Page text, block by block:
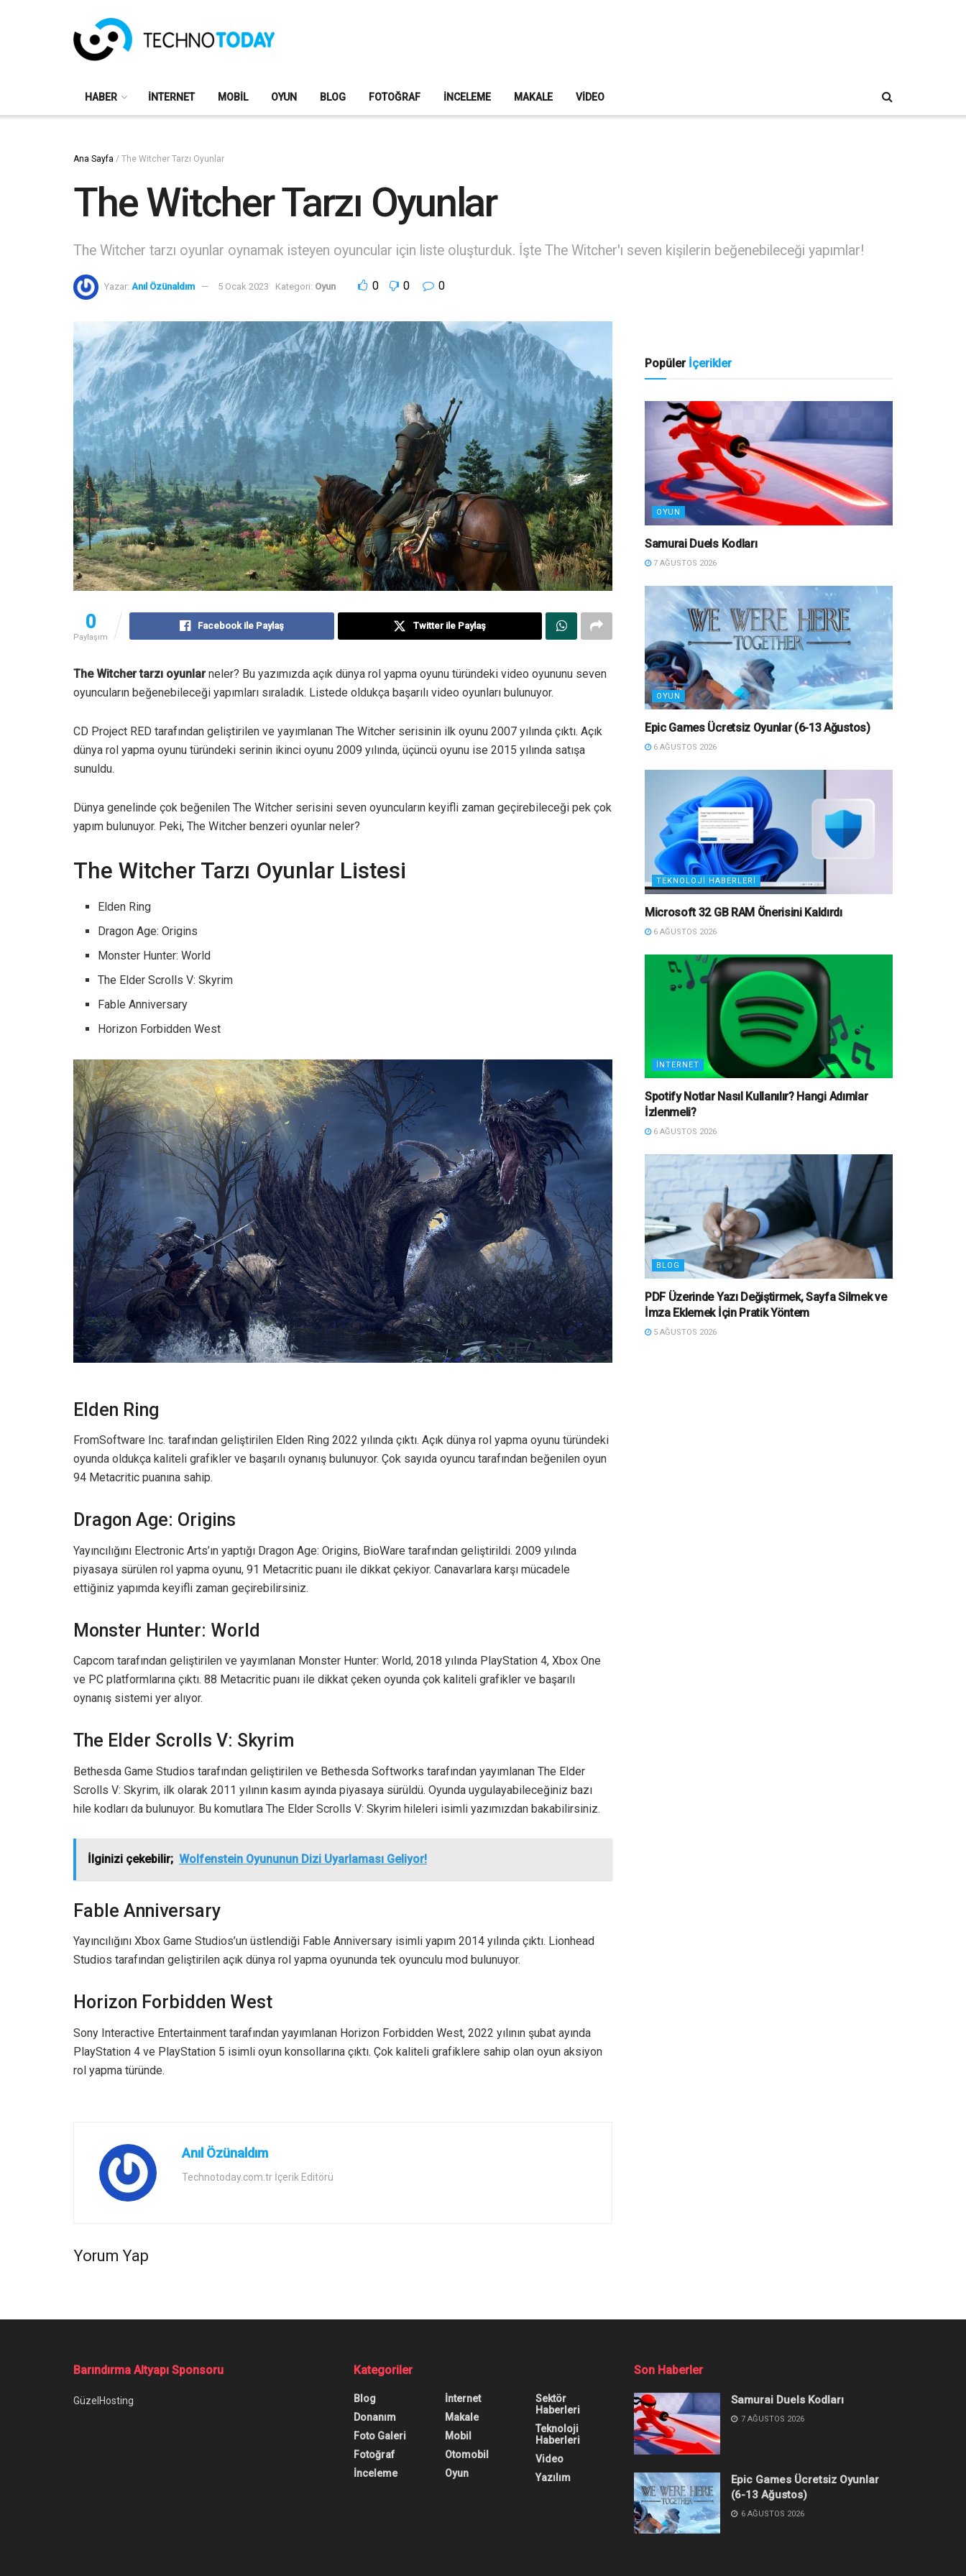
HABER İNTERNET MOBIL OYUN BLOG FOTOĞRAF İNCELEME MAKALE VIDEO
Ana Sayfa / The Witcher Tarzı Oyunlar
The Witcher Tarzı Oyunlar
The Witcher tarzı oyunlar oynamak isteyen oyuncular için liste oluşturduk. İşte The Witcher'ı seven kişilerin beğenebileceği yapımlar!
Yazar: Anıl Özünaldım 5 Ocak 2023 Kategori: Oyun 0 0 0
0
Paylaşım
Facebook ile Paylaş Twitter ile Paylaş
The Witcher tarzı oyunlarneler? Bu yazımızda açık dünya rol yapma oyunu türündeki video oyununu seven
oyuncuların beğenebileceği yapımları sıraladık. Listede oldukça başarılı video oyunları bulunuyor.
CD Project RED tarafından geliştirilen ve yayımlanan The Witcher serisinin ilk oyunu 2007 yılında çıktı. Açık
dünya rol yapma oyunu türündeki serinin ikinci oyunu 2009 yılında, üçüncü oyunu ise 2015 yılında satışa
sunuldu.
Dünya genelinde çok beğenilen The Witcher serisini seven oyuncuların keyifli zaman geçirebileceği pek çok
yapım bulunuyor. Peki, The Witcher benzeri oyunlar neler?
The Witcher Tarzı Oyunlar Listesi
Elden Ring
Dragon Age: Origins
Monster Hunter: World
The Elder Scrolls V: Skyrim
Fable Anniversary
Horizon Forbidden West
Elden Ring
FromSoftware Inc. tarafından geliştirilen Elden Ring 2022 yılında çıktı. Açık dünya rol yapma oyunu türündeki
oyunda oldukça kaliteli grafikler ve başarılı oynanış bulunuyor. Çok sayıda oyuncu tarafından beğenilen oyun
94 Metacritic puanına sahip.
Dragon Age: Origins
Yayıncılığını Electronic Arts’ın yaptığı Dragon Age: Origins, BioWare tarafından geliştirildi. 2009 yılında
piyasaya sürülen rol yapma oyunu, 91 Metacritic puanı ile dikkat çekiyor. Canavarlara karşı mücadele
ettiğiniz yapımda keyifli zaman geçirebilirsiniz.
Monster Hunter: World
Capcom tarafından geliştirilen ve yayımlanan Monster Hunter: World, 2018 yılında PlayStation 4, Xbox One
ve PC platformlarına çıktı. 88 Metacritic puanı ile dikkat çeken oyunda çok kaliteli grafikler ve başarılı
oynanış sistemi yer alıyor.
The Elder Scrolls V: Skyrim
Bethesda Game Studios tarafından geliştirilen ve Bethesda Softworks tarafından yayımlanan The Elder
Scrolls V: Skyrim, ilk olarak 2011 yılının kasım ayında piyasaya sürüldü. Oyunda uygulayabileceğiniz bazı
hile kodları da bulunuyor. Bu komutlara The Elder Scrolls V: Skyrim hileleri isimli yazımızdan bakabilirsiniz.
İlginizi çekebilir; Wolfenstein Oyununun Dizi Uyarlaması Geliyor!
Fable Anniversary
Yayıncılığını Xbox Game Studios’un üstlendiği Fable Anniversary isimli yapım 2014 yılında çıktı. Lionhead
Studios tarafından geliştirilen açık dünya rol yapma oyununda tek oyunculu mod bulunuyor.
Horizon Forbidden West
Sony Interactive Entertainment tarafından yayımlanan Horizon Forbidden West, 2022 yılının şubat ayında
PlayStation 4 ve PlayStation 5 isimli oyun konsollarına çıktı. Çok kaliteli grafiklere sahip olan oyun aksiyon
rol yapma türünde.
Anıl Özünaldım
Technotoday.com.tr İçerik Editörü
Yorum Yap
Popüler İçerikler
OYUN
Samurai Duels Kodları
7 AĞUSTOS 2026
OYUN
Epic Games Ücretsiz Oyunlar (6-13 Ağustos)
6 AĞUSTOS 2026
TEKNOLOJI HABERLERI
Microsoft 32 GB RAM Önerisini Kaldırdı
6 AĞUSTOS 2026
İNTERNET
Spotify Notlar Nasıl Kullanılır? Hangi Adımlar
İzlenmeli?
6 AĞUSTOS 2026
BLOG
PDF Üzerinde Yazı Değiştirmek, Sayfa Silmek ve
İmza Eklemek İçin Pratik Yöntem
5 AĞUSTOS 2026
Ana Sayfa/PUBG Mobile İsim Değiştirme Nasıl Yapılır?
PUBG Mobile İsim Değiştirme Nasıl Yapılır?
PUBG Mobile isim değiştirme işleminin yapılabilmesi için hangi adımların uygulanması gerekiyor? İşte yapılması gerekenler!